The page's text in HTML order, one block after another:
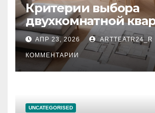
Критерии выбора
двухкомнатной
планировка,
состояние и
АПР 23, 2026 ARTTEATR24_R
КОММЕНТАРИИ
UNCATEGORISED